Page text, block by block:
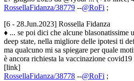
RossellaFidanza/38779 --@RoFi ;
[6 - 28.Jun.2023] Rossella Fidanza
♦ ... se poi dici che alcune blasonatissime
deep state, nella migliore delle ipotesi ti
ma qualcuno mi sa spiegare per quale
è ancora richiesta la vaccinazione covid19
[link]
RossellaFidanza/38778 --@RoFi ;